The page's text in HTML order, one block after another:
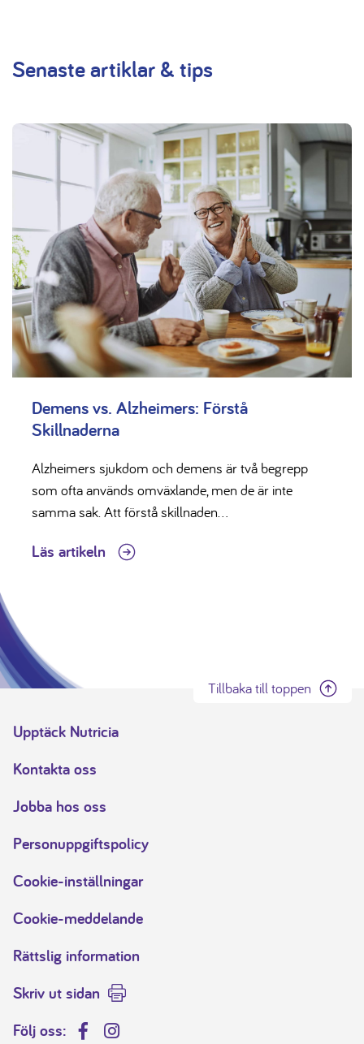
Senaste artiklar & tips
Demens vs. Alzheimers: Förstå
Skillnaderna
Alzheimers sjukdom och demens är två begrepp
som ofta används omväxlande, men de är inte
samma sak. Att förstå skillnaden...
Läs artikeln
Tillbaka till toppen
Upptäck Nutricia
Kontakta oss
Jobba hos oss
Personuppgiftspolicy
Cookie-inställningar
Cookie-meddelande
Rättslig information
Skriv ut sidan
Följ oss: